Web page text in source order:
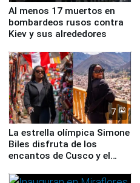
Al menos 17 muertos en
bombardeos rusos contra
Kiev y sus alrededores
7
La estrella olímpica Simone
Biles disfruta de los
encantos de Cusco y el